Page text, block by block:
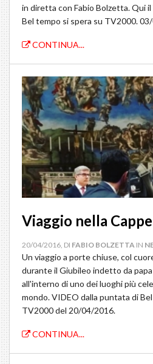
in diretta con Fabio Bolzetta. Qui
Bel tempo si spera su TV2000.
CONTINUA...
Viaggio nella
20/04/2016, DI FABIO BOLZETTA IN
Un viaggio a porte chiuse, col
durante il Giubileo indetto da
all'interno di uno dei luoghi più
mondo. VIDEO dalla puntata di
TV2000 del 20/04/2016.
CONTINUA...